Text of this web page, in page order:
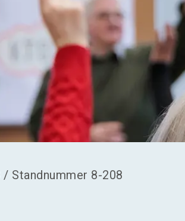
/ Standnummer 8-208